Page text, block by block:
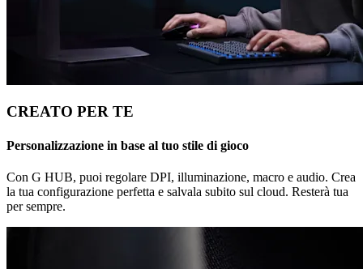
CREATO PER TE
Personalizzazione in base al tuo stile di gioco
Con G HUB, puoi regolare DPI, illuminazione, macro e audio. Crea
la tua configurazione perfetta e salvala subito sul cloud. Resterà tua
per sempre.